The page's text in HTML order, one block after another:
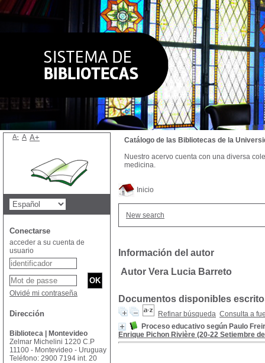
Inicio
New search
Información del autor
Autor Vera Lucia Barreto
Documentos disponibles
Refinar búsqueda Consulta a
Proceso educativo según Paulo
Enrique Pichon Rivière (20-22 Setiembre
Catálogo de las Bibliotecas de la
Nuestro acervo cuenta con una diversa
medicina.
A- A A+
Conectarse
acceder a su cuenta de
usuario
Olvidé mi contraseña
Dirección
Biblioteca | Montevideo
Zelmar Michelini 1220 C.P
11100 - Montevideo - Uruguay
Teléfono: 2900 7194 int. 20